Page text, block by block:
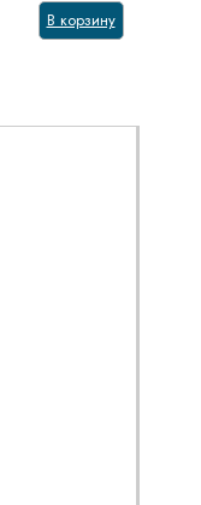
В корзину